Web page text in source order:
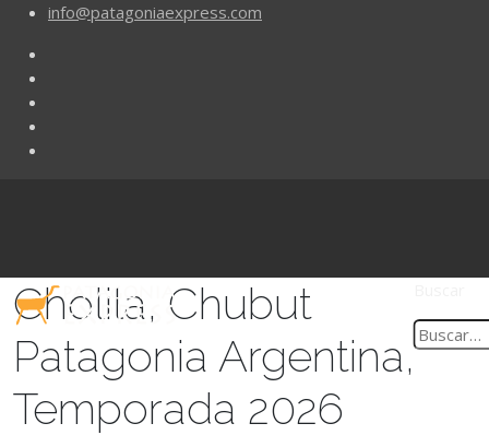
info@patagoniaexpress.com
Cholila, Chubut
Patagonia Argentina,
Temporada 2026